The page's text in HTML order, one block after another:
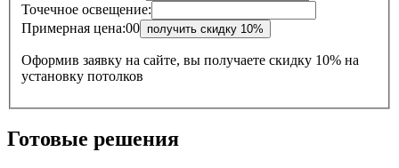
Точечное освещение:
Примерная цена:00
Оформив заявку на сайте, вы получаете скидку 10% на
установку потолков
Готовые решения